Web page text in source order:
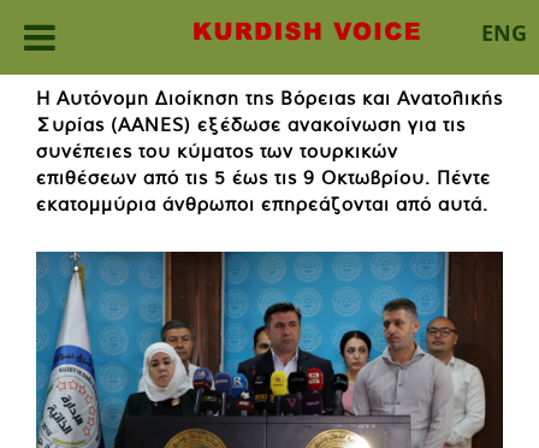
ENG
content
Η Αυτόνομη Διοίκηση της Βόρειας και Ανατολικής
Συρίας (AANES) εξέδωσε ανακοίνωση για τις
συνέπειες του κύματος των τουρκικών
επιθέσεων από τις 5 έως τις 9 Οκτωβρίου. Πέντε
εκατομμύρια άνθρωποι επηρεάζονται από αυτά.